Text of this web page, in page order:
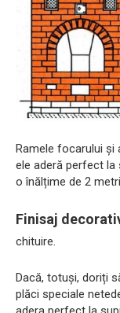
Ramele focarului și
ele aderă perfect la
o înălțime de 2
Finisaj
chituire.
Dacă, totuși, doriți
plăci speciale